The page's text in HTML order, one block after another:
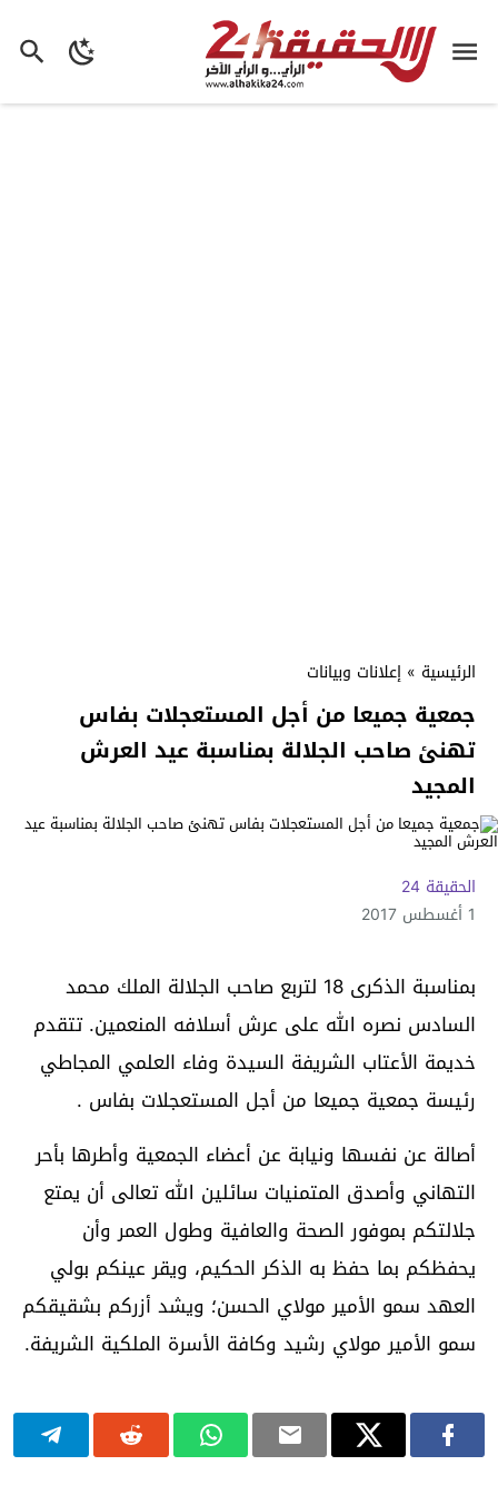
الرئيسية » إعلانات وبيانات
جمعية جميعا من أجل المستعجلات بفاس
تهنئ صاحب الجلالة بمناسبة عيد العرش
المجيد
الحقيقة 24
1 أغسطس 2017
بمناسبة الذكرى 18 لتربع صاحب الجلالة الملك محمد
السادس نصره الله على عرش أسلافه المنعمين. تتقدم
خديمة الأعتاب الشريفة السيدة وفاء العلمي المجاطي
رئيسة جمعية جميعا من أجل المستعجلات بفاس .
أصالة عن نفسها ونيابة عن أعضاء الجمعية وأطرها بأحر
التهاني وأصدق المتمنيات سائلين الله تعالى أن يمتع
جلالتكم بموفور الصحة والعافية وطول العمر وأن
يحفظكم بما حفظ به الذكر الحكيم، ويقر عينكم بولي
العهد سمو الأمير مولاي الحسن؛ ويشد أزركم بشقيقكم
سمو الأمير مولاي رشيد وكافة الأسرة الملكية الشريفة.